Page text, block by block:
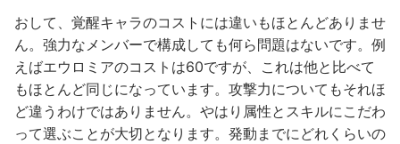
おして、覚醒キャラのコストには違いもほとんどありませ
ん。強力なメンバーで構成しても何ら問題はないです。例
えばエウロミアのコストは60ですが、これは他と比べて
もほとんど同じになっています。攻撃力についてもそれほ
ど違うわけではありません。やはり属性とスキルにこだわ
って選ぶことが大切となります。発動までにどれくらいの